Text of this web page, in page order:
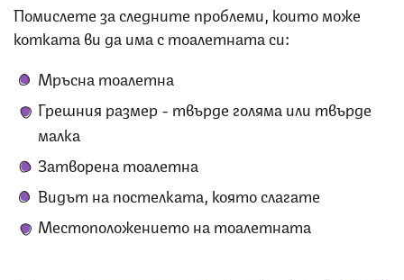
Помислете за следните проблеми, които може
котката ви да има с тоалетната си:
Мръсна тоалетна
Грешния размер - твърде голяма или твърде
малка
Затворена тоалетна
Видът на постелката, която слагате
Местоположението на тоалетната